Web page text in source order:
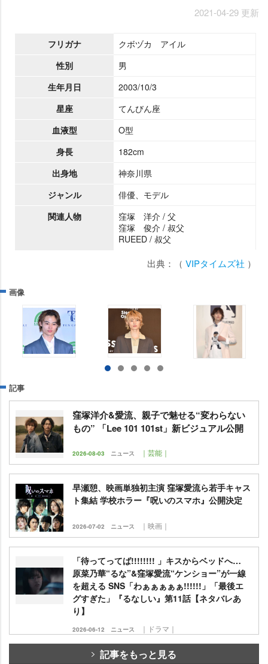
2021-04-29 更新
フリガナ
クボヅカ アイル
性別
男
生年月日
2003/10/3
星座
てんびん座
血液型
O型
身長
182cm
出身地
神奈川県
ジャンル
俳優、モデル
関連人物
窪塚 洋介 / 父
窪塚 俊介 / 叔父
RUEED / 叔父
出典：（ VIPタイムズ社 ）
画像
記事
窪塚洋介&愛流、親子で魅せる“変わらない
もの” 「Lee 101 101st」新ビジュアル公開
2026-08-03 ニュース ｜芸能｜
早瀬憩、映画単独初主演 窪塚愛流ら若手キャス
ト集結 学校ホラー『呪いのスマホ』公開決定
2026-07-02 ニュース ｜映画｜
「待ってってば!!!!!!!! 」キスからベッドへ…
原菜乃華“るな”&窪塚愛流“ケンショー”が一線
を超える SNS「わぁぁぁぁぁ!!!!!!」「最後エ
グすぎた」『るなしい』第11話【ネタバレあ
り】
2026-06-12 ニュース ｜ドラマ｜
記事をもっと見る